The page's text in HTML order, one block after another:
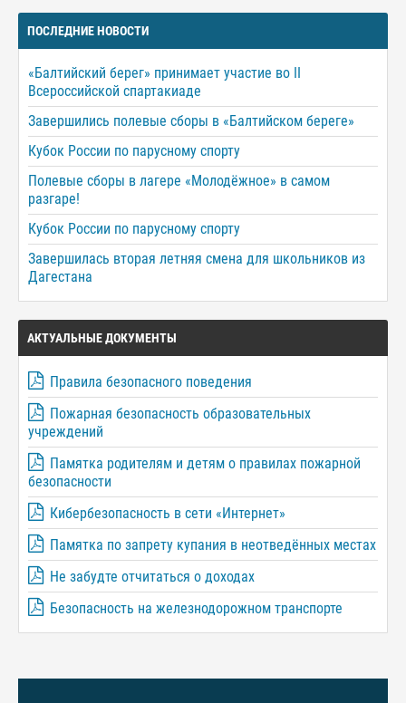
ПОСЛЕДНИЕ НОВОСТИ
«Балтийский берег» принимает участие во II
Всероссийской спартакиаде
Завершились полевые сборы в «Балтийском береге»
Кубок России по парусному спорту
Полевые сборы в лагере «Молодёжное» в самом
разгаре!
Кубок России по парусному спорту
Завершилась вторая летняя смена для школьников из
Дагестана
АКТУАЛЬНЫЕ ДОКУМЕНТЫ
Правила безопасного поведения
Пожарная безопасность образовательных
учреждений
Памятка родителям и детям о правилах пожарной
безопасности
Кибербезопасность в сети «Интернет»
Памятка по запрету купания в неотведённых местах
Не забудте отчитаться о доходах
Безопасность на железнодорожном транспорте